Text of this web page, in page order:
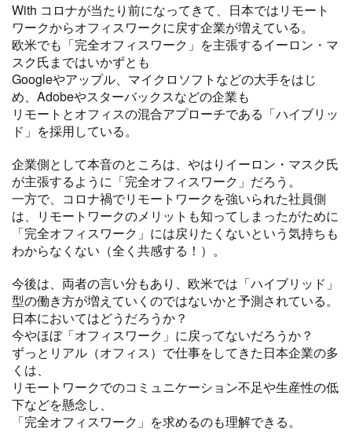
With コロナが当たり前になってきて、日本ではリモート
ワークからオフィスワークに戻す企業が増えている。
欧米でも「完全オフィスワーク」を主張するイーロン・マ
スク氏まではいかずとも
Googleやアップル、マイクロソフトなどの大手をはじ
め、Adobeやスターバックスなどの企業も
リモートとオフィスの混合アプローチである「ハイブリッ
ド」を採用している。
企業側として本音のところは、やはりイーロン・マスク氏
が主張するように「完全オフィスワーク」だろう。
一方で、コロナ禍でリモートワークを強いられた社員側
は、リモートワークのメリットも知ってしまったがために
「完全オフィスワーク」には戻りたくないという気持ちも
わからなくない（全く共感する！）。
今後は、両者の言い分もあり、欧米では「ハイブリッド」
型の働き方が増えていくのではないかと予測されている。
日本においてはどうだろうか？
今やほぼ「オフィスワーク」に戻ってないだろうか？
ずっとリアル（オフィス）で仕事をしてきた日本企業の多
くは、
リモートワークでのコミュニケーション不足や生産性の低
下などを懸念し、
「完全オフィスワーク」を求めるのも理解できる。